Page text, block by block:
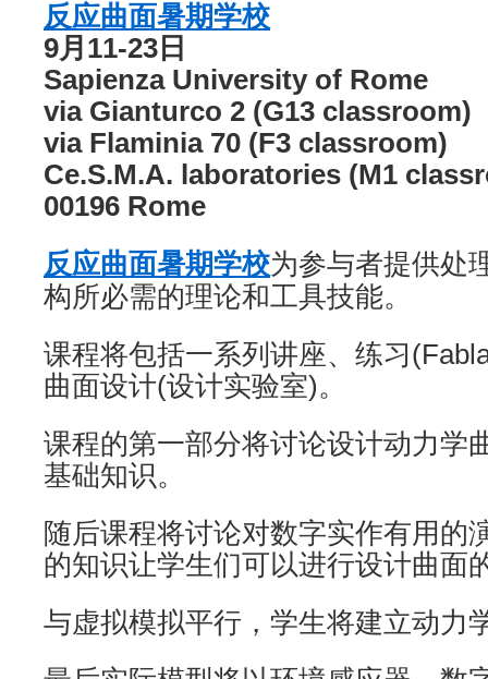
反应曲面暑期学校
9月11-23日
Sapienza University of Rome
via Gianturco 2 (G13 classroom)
via Flaminia 70 (F3 classroom)
Ce.S.M.A. laboratories (M1
00196 Rome
反应曲面暑期学校为参与者提供处
构所必需的理论和工具技能。
课程将包括一系列讲座、练习
曲面设计(设计实验室)。
课程的第一部分将讨论设计动力学
基础知识。
随后课程将讨论对数字实作有用的
的知识让学生们可以进行设计曲面
与虚拟模拟平行，学生将建立动力